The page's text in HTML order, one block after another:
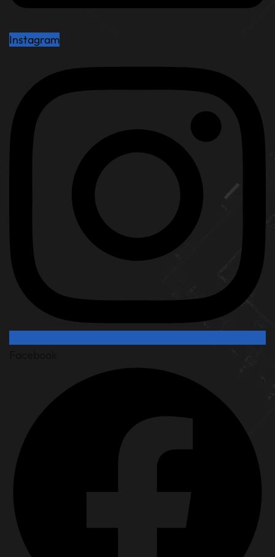
Instagram